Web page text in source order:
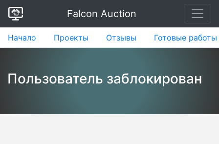
Falcon Auction
Начало Проекты Отзывы Готовые работы
Пользователь заблокирован